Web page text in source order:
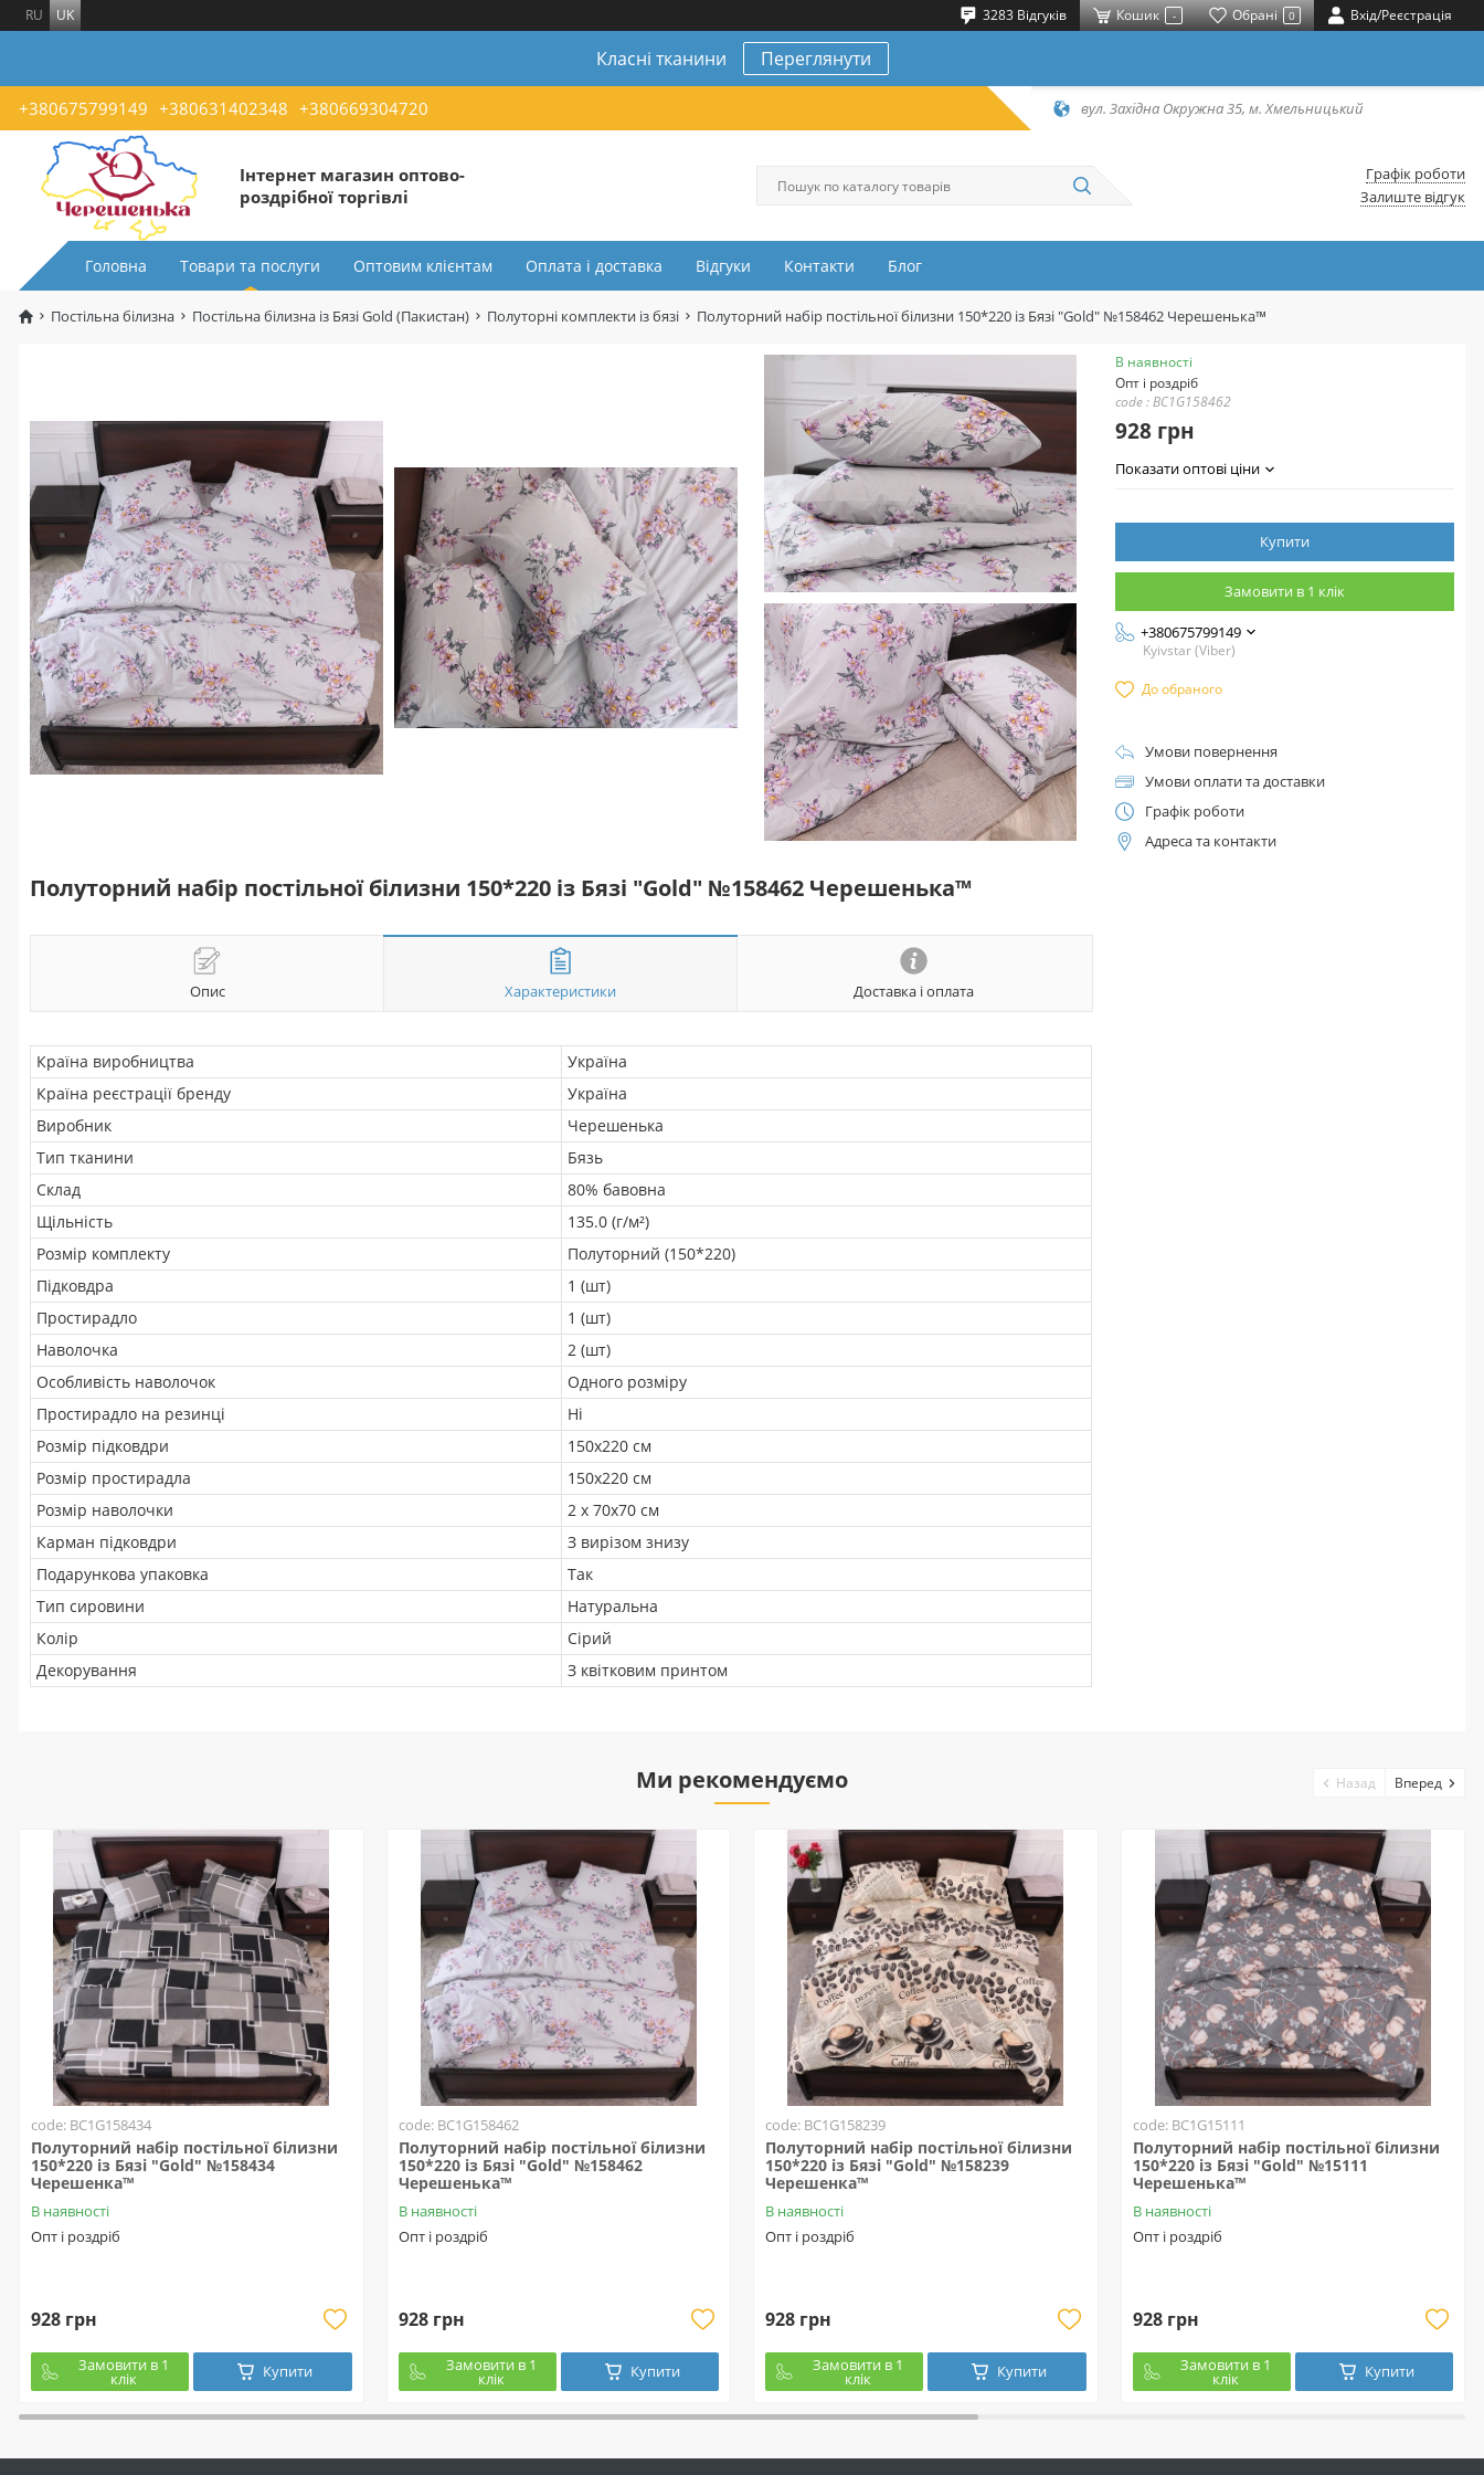
RU UK 3283 Відгуків Кошик - Обрані 0 Вхід/Реєстрація
Класні тканини Переглянути
+380675799149 +380631402348 +380669304720 вул. Західна Окружна 35, м. Хмельницький
Інтернет магазин оптово-
роздрібної торгівлі
Графік роботи
Залиште відгук
Головна Товари та послуги Оптовим клієнтам Оплата і доставка Відгуки Контакти Блог
Постільна білизна Постільна білизна із Бязі Gold (Пакистан) Полуторні комплекти із бязі Полуторний набір постільної білизни 150*220 із Бязі "Gold" №158462 Черешенька™
Полуторний набір постільної білизни 150*220 із Бязі "Gold" №158462 Черешенька™
Опис Характеристики Доставка і оплата
Країна виробництва
Україна
Країна реєстрації бренду
Україна
Виробник
Черешенька
Тип тканини
Бязь
Склад
80% бавовна
Щільність
135.0 (г/м²)
Розмір комплекту
Полуторний (150*220)
Підковдра
1 (шт)
Простирадло
1 (шт)
Наволочка
2 (шт)
Особливість наволочок
Одного розміру
Простирадло на резинці
Ні
Розмір підковдри
150х220 см
Розмір простирадла
150х220 см
Розмір наволочки
2 х 70х70 см
Карман підковдри
З вирізом знизу
Подарункова упаковка
Так
Тип сировини
Натуральна
Колір
Сірий
Декорування
З квітковим принтом
В наявності
Опт і роздріб
code : BC1G158462
928 грн
Показати оптові ціни
Купити
Замовити в 1 клік
+380675799149
Kyivstar (Viber)
До обраного
Умови повернення
Умови оплати та доставки
Графік роботи
Адреса та контакти
Ми рекомендуємо
code: BC1G158434
Полуторний набір постільної білизни
150*220 із Бязі "Gold" №158434
Черешенка™
В наявності
Опт і роздріб
928 грн
Замовити в 1
клік Купити
code: BC1G158462
Полуторний набір постільної білизни
150*220 із Бязі "Gold" №158462
Черешенька™
В наявності
Опт і роздріб
928 грн
Замовити в 1
клік Купити
code: BC1G158239
Полуторний набір постільної білизни
150*220 із Бязі "Gold" №158239
Черешенка™
В наявності
Опт і роздріб
928 грн
Замовити в 1
клік Купити
code: BC1G15111
Полуторний набір постільної білизни
150*220 із Бязі "Gold" №15111
Черешенька™
В наявності
Опт і роздріб
928 грн
Замовити в 1
клік Купити
Назад Вперед